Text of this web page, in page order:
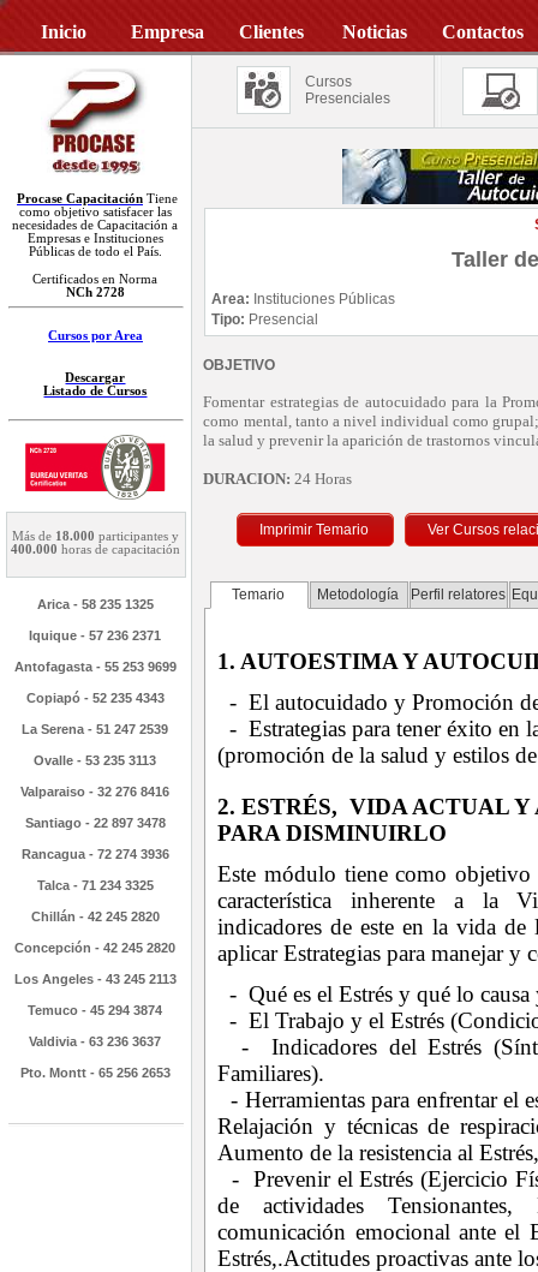
Inicio Empresa Clientes Noticias Contactos
Procase Capacitación Tiene
como objetivo satisfacer las
necesidades de Capacitación a
Empresas e Instituciones
Públicas de todo el País.
Certificados en Norma
NCh 2728
Cursos por Area
Descargar
Listado de Cursos
Más de 18.000 participantes y
400.000 horas de capacitación
Arica - 58 235 1325
Iquique - 57 236 2371
Antofagasta - 55 253 9699
Copiapó - 52 235 4343
La Serena - 51 247 2539
Ovalle - 53 235 3113
Valparaiso - 32 276 8416
Santiago - 22 897 3478
Rancagua - 72 274 3936
Talca - 71 234 3325
Chillán - 42 245 2820
Concepción - 42 245 2820
Los Angeles - 43 245 2113
Temuco - 45 294 3874
Valdivia - 63 236 3637
Pto. Montt - 65 256 2653
Cursos
Presenciales
Taller
Area: Instituciones Públicas
Tipo: Presencial
OBJETIVO
Fomentar estrategias de autocuidado para la
como mental, tanto a nivel individual como
la salud y prevenir la aparición de trastornos
DURACION: 24 Horas
Imprimir Temario
Temario Metodología Perfil relatores
1. AUTOESTIMA Y
- El autocuidado y Promoción
- Estrategias para tener éxito en
(promoción de la salud y estilos
2. ESTRÉS, VIDA ACTUAL
PARA DISMINUIRLO
Este módulo tiene como objetivo
característica inherente a la
indicadores de este en la vida
aplicar Estrategias para manejar y
- Qué es el Estrés y qué lo causa
- El Trabajo y el Estrés
- Indicadores del Estrés
Familiares).
- Herramientas para enfrentar el
Relajación y técnicas de
Aumento de la resistencia al
- Prevenir el Estrés (Ejercicio
de actividades
comunicación emocional ante el
Estrés,.Actitudes proactivas ante